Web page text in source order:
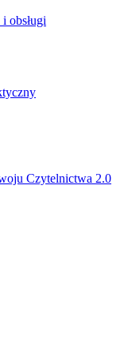
obsługi
Czytelnictwa 2.0